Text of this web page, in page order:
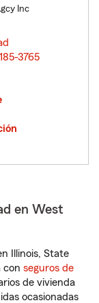
Inc
3765
en West
Illinois, State
con seguros de
de vivienda
ocasionadas